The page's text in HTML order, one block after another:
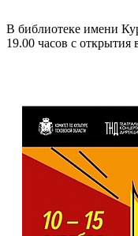
В библиотеке имени
19.00 часов с открытия